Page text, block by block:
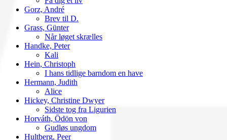
Gorz, André
Brev til D.
Grass, Günter
Når løget skrælles
Handke, Peter
Kali
Hein, Christoph
I hans tidlige barndom en have
Hermann, Judith
Alice
Hickey, Christine Dwyer
Sidste tog fra Ligurien
Horváth, Ödön von
Gudløs ungdom
Hultberg, Peer